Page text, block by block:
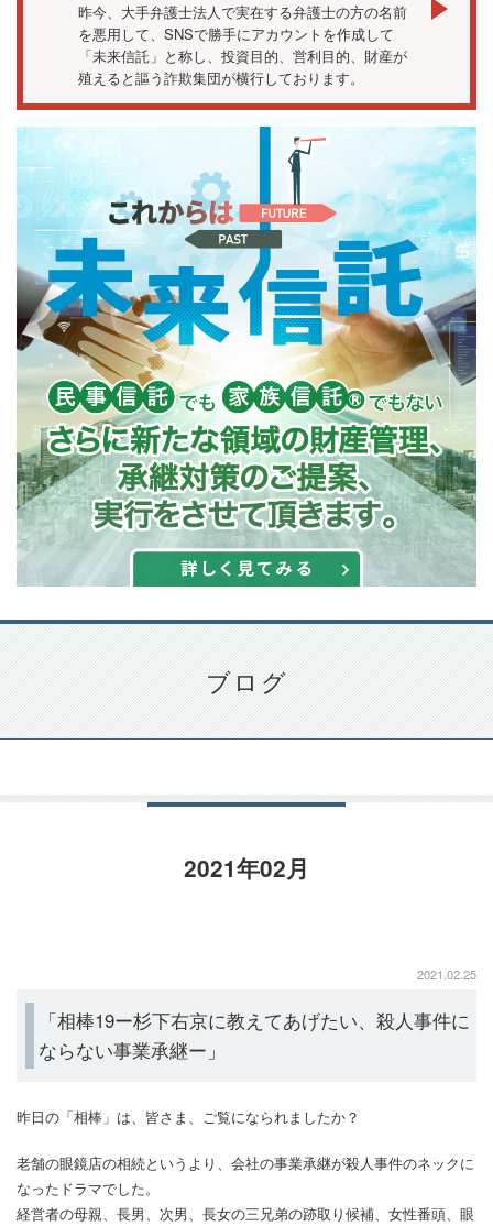
昨今、大手弁護士法人で実在する弁護士の方の名前
を悪用して、SNSで勝手にアカウントを作成して
「未来信託」と称し、投資目的、営利目的、財産が
殖えると謳う詐欺集団が横行しております。
ブログ
2021年02月
2021.02.25
「相棒19ー杉下右京に教えてあげたい、殺人事件に
ならない事業承継ー」
昨日の「相棒」は、皆さま、ご覧になられましたか？
老舗の眼鏡店の相続というより、会社の事業承継が殺人事件のネックに
なったドラマでした。
経営者の母親、長男、次男、長女の三兄弟の跡取り候補、女性番頭、眼